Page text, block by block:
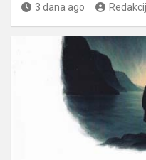
3 dana ago